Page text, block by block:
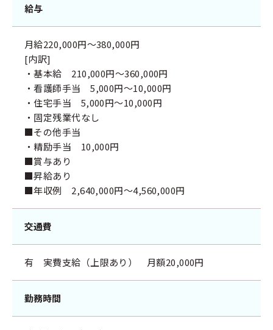
給与
月給220,000円～380,000円
[内訳]
・基本給 210,000円～360,000円
・看護師手当 5,000円～10,000円
・住宅手当 5,000円～10,000円
・固定残業代なし
■その他手当
・精励手当 10,000円
■賞与あり
■昇給あり
■年収例 2,640,000円～4,560,000円
交通費
有 実費支給（上限あり） 月額20,000円
勤務時間